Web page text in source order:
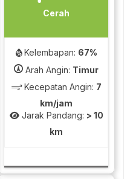
Cerah
Kelembapan: 67%
Arah Angin: Timur
Kecepatan Angin: 7
km/jam
Jarak Pandang: > 10
km